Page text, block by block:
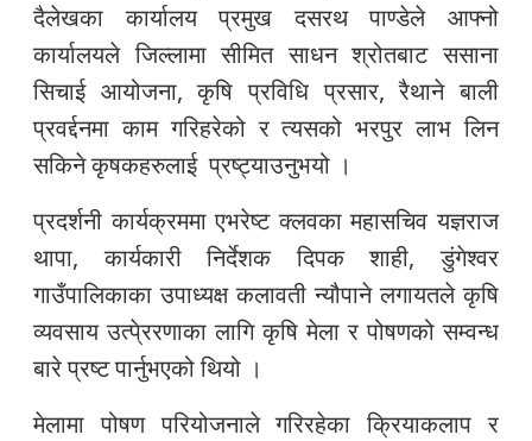
दैलेखका कार्यालय प्रमुख दसरथ पाण्डेले आफ्नो
कार्यालयले जिल्लामा सीमित साधन श्रोतबाट ससाना
सिचाई आयोजना, कृषि प्रविधि प्रसार, रैथाने बाली
प्रवर्द्दनमा काम गरिहरेको र त्यसको भरपुर लाभ लिन
सकिने कृषकहरुलाई प्रष्ट्याउनुभयो ।
प्रदर्शनी कार्यक्रममा एभरेष्ट क्लवका महासचिव यज्ञराज
थापा, कार्यकारी निर्देशक दिपक शाही, डुंगेश्वर
गाउँपालिकाका उपाध्यक्ष कलावती न्यौपाने लगायतले कृषि
व्यवसाय उत्पे्ररणाका लागि कृषि मेला र पोषणको सम्वन्ध
बारे प्रष्ट पार्नुभएको थियो ।
मेलामा पोषण परियोजनाले गरिरहेका क्रियाकलाप र